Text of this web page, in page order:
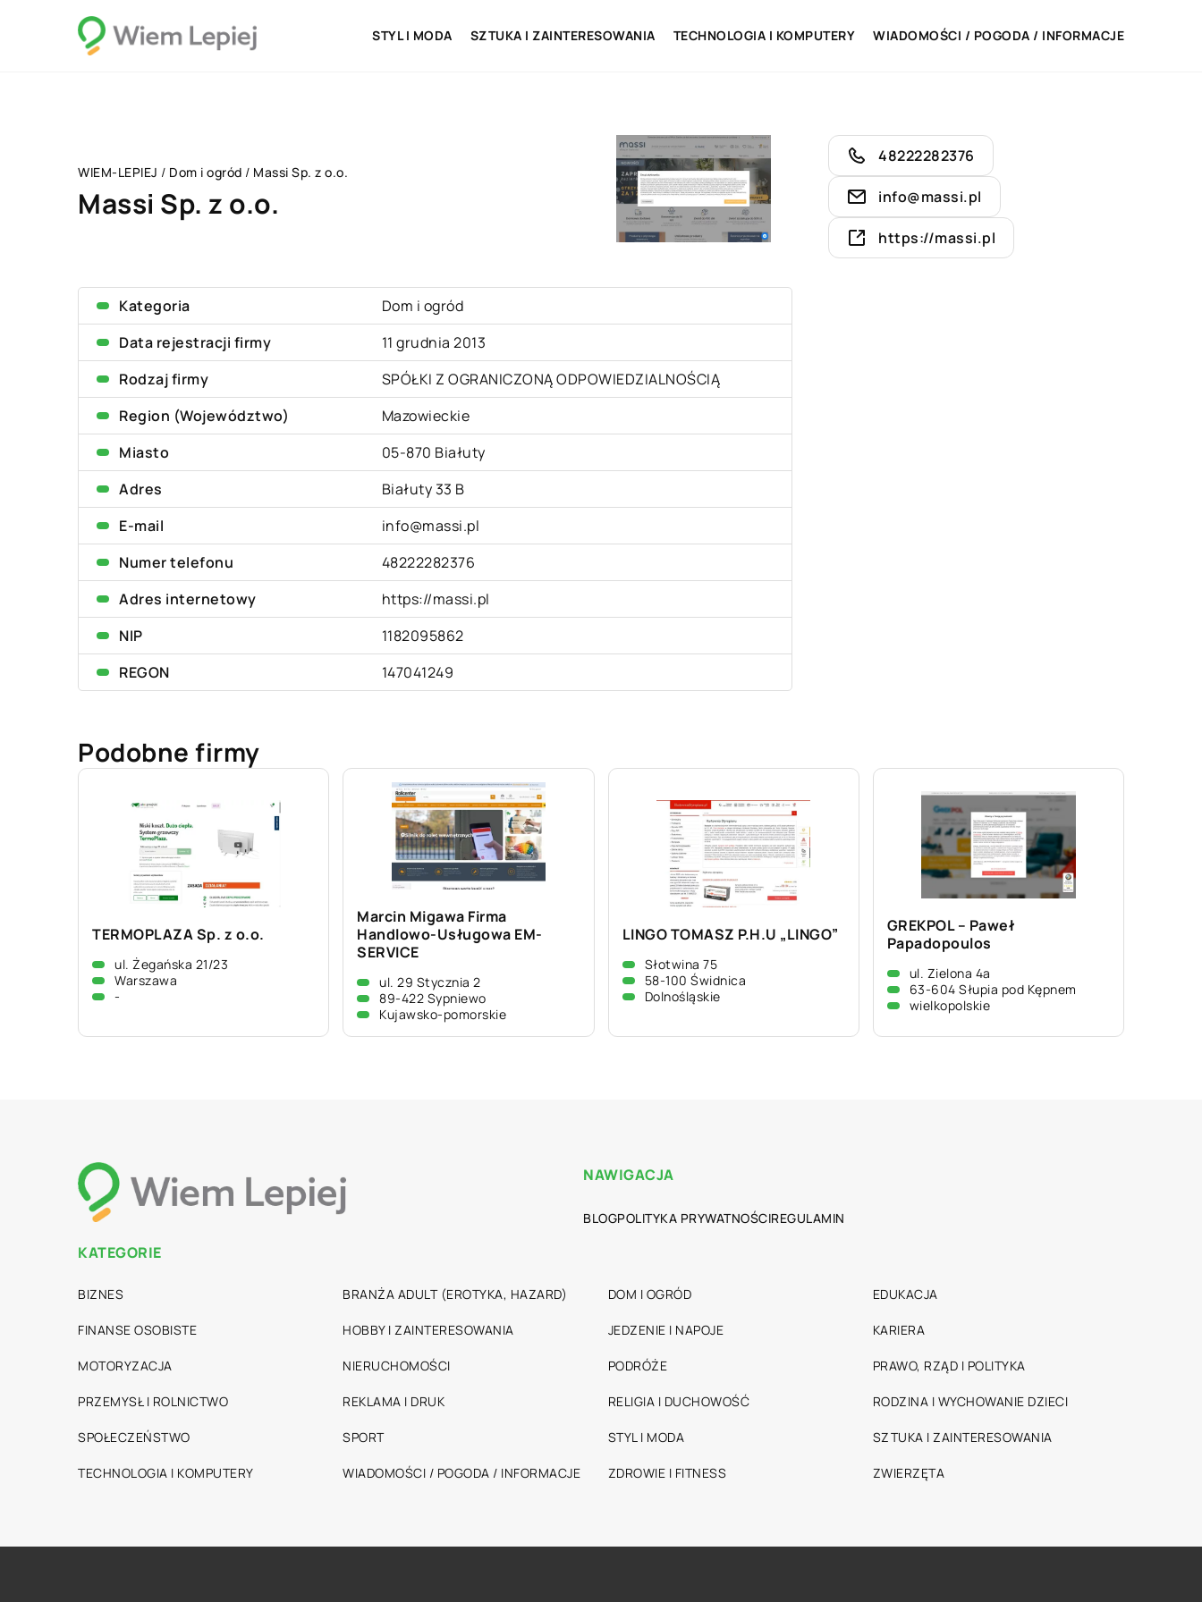
STYL I MODA SZTUKA I ZAINTERESOWANIA TECHNOLOGIA I KOMPUTERY WIADOMOŚCI / POGODA / INFORMACJE
WIEM-LEPIEJ / Dom i ogród / Massi Sp. z o.o.
Massi Sp. z o.o.
Kategoria
Dom i ogród
Data rejestracji firmy
11 grudnia 2013
Rodzaj firmy
SPÓŁKI Z OGRANICZONĄ ODPOWIEDZIALNOŚCIĄ
Region (Województwo)
Mazowieckie
Miasto
05-870 Białuty
Adres
Białuty 33 B
E-mail
info@massi.pl
Numer telefonu
48222282376
Adres internetowy
https://massi.pl
NIP
1182095862
REGON
147041249
48222282376
info@massi.pl
https://massi.pl
Podobne firmy
TERMOPLAZA Sp. z o.o.
ul. Żegańska 21/23
Warszawa
-
Marcin Migawa Firma
Handlowo-Usługowa EM-
SERVICE
ul. 29 Stycznia 2
89-422 Sypniewo
Kujawsko-pomorskie
LINGO TOMASZ P.H.U „LINGO”
Słotwina 75
58-100 Świdnica
Dolnośląskie
GREKPOL – Paweł
Papadopoulos
ul. Zielona 4a
63-604 Słupia pod Kępnem
wielkopolskie
NAWIGACJA
BLOGPOLITYKA PRYWATNOŚCIREGULAMIN
KATEGORIE
BIZNES BRANŻA ADULT (EROTYKA, HAZARD) DOM I OGRÓD EDUKACJA
FINANSE OSOBISTE HOBBY I ZAINTERESOWANIA JEDZENIE I NAPOJE KARIERA
MOTORYZACJA NIERUCHOMOŚCI PODRÓŻE PRAWO, RZĄD I POLITYKA
PRZEMYSŁ I ROLNICTWO REKLAMA I DRUK RELIGIA I DUCHOWOŚĆ RODZINA I WYCHOWANIE DZIECI
SPOŁECZEŃSTWO SPORT STYL I MODA SZTUKA I ZAINTERESOWANIA
TECHNOLOGIA I KOMPUTERY WIADOMOŚCI / POGODA / INFORMACJE ZDROWIE I FITNESS ZWIERZĘTA